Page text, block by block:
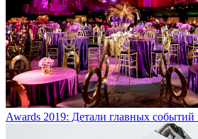
Awards 2019: Детали главных